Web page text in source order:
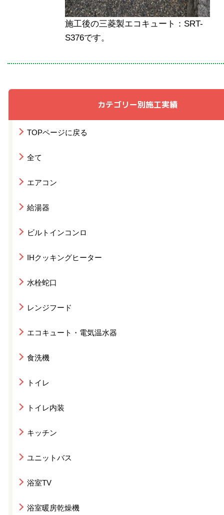
カテゴリー別施工実績
TOPページに戻る
全て
エアコン
給湯器
ビルトインコンロ
IHクッキングヒーター
水栓蛇口
レンジフード
エコキュート・電気温水器
食洗機
トイレ
トイレ内装
キッチン
ユニットバス
浴室TV
浴室暖房乾燥機
施工後の三菱製エコキュート：SRT-
S376です。